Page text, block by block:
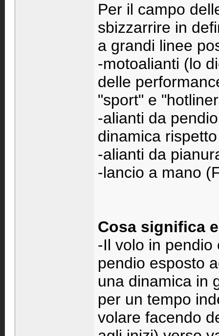
Per il campo
sbizzarrire in
a grandi linee
-motoalianti (lo
delle
"sport" e
-alianti da
dinamica
-alianti da
-lancio a mano
Cosa significa
-Il volo in pendio
pendio esposto
una dinamica in
per un tempo
volare facendo